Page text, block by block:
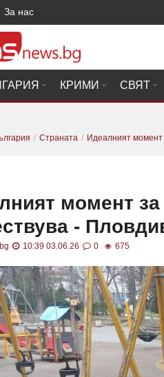
За нас
КРИМИ СВЯТ
Страната Идеалният
момент
-
10:39 03.06.26 0 675